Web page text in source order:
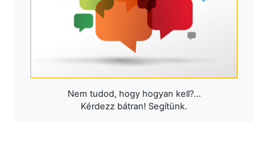
Nem tudod, hogy hogyan kell?...
Kérdezz bátran! Segítünk.